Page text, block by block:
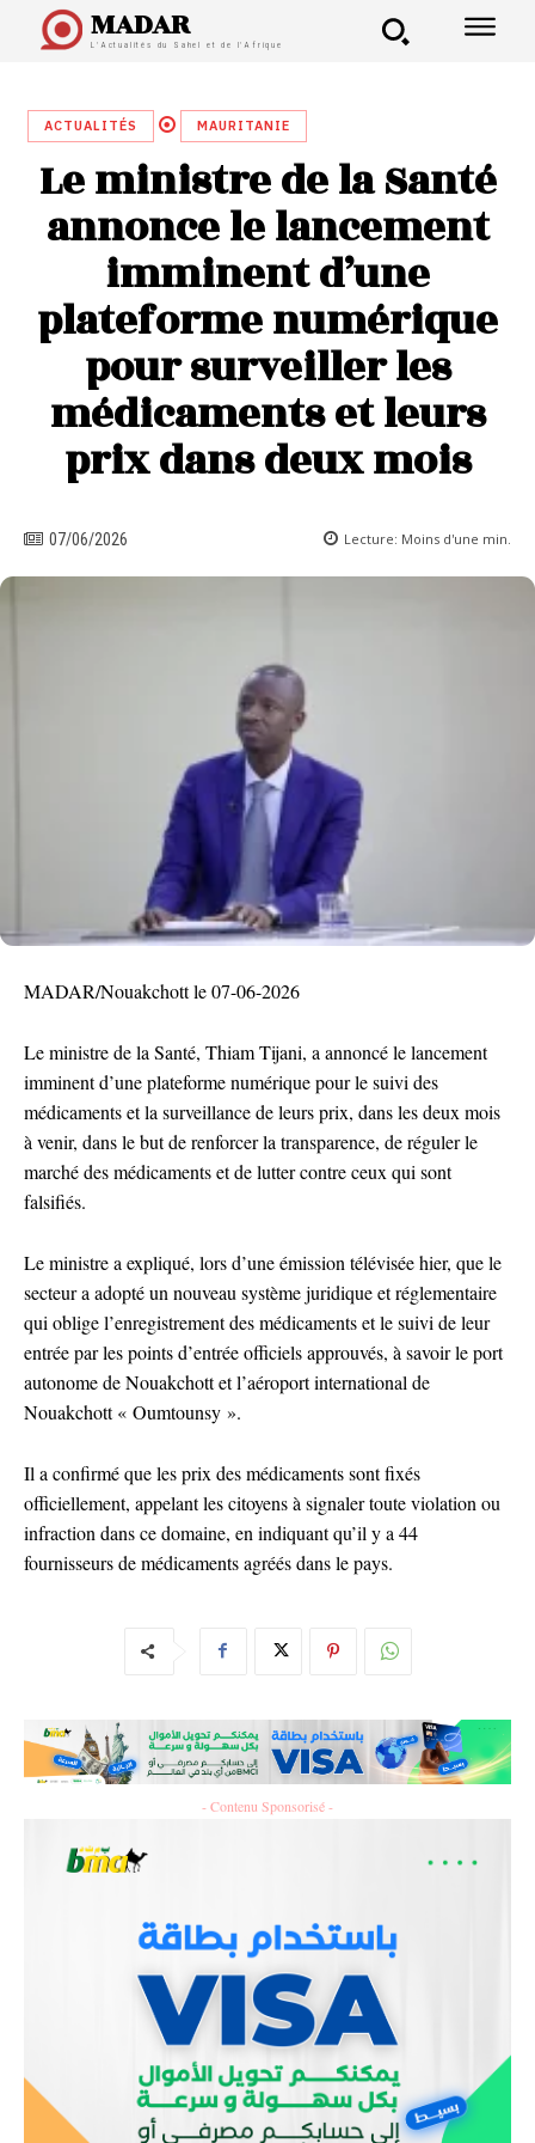
MADAR
L'Actualités du Sahel et de l'Afrique
ACTUALITÉS MAURITANIE
Le ministre de la Santé
annonce le lancement
imminent d’une
plateforme numérique
pour surveiller les
médicaments et leurs
prix dans deux mois
07/06/2026 Lecture: Moins d'une min.
MADAR/Nouakchott le 07-06-2026
Le ministre de la Santé, Thiam Tijani, a annoncé le lancement
imminent d’une plateforme numérique pour le suivi des
médicaments et la surveillance de leurs prix, dans les deux mois
à venir, dans le but de renforcer la transparence, de réguler le
marché des médicaments et de lutter contre ceux qui sont
falsifiés.
Le ministre a expliqué, lors d’une émission télévisée hier, que le
secteur a adopté un nouveau système juridique et réglementaire
qui oblige l’enregistrement des médicaments et le suivi de leur
entrée par les points d’entrée officiels approuvés, à savoir le port
autonome de Nouakchott et l’aéroport international de
Nouakchott « Oumtounsy ».
Il a confirmé que les prix des médicaments sont fixés
officiellement, appelant les citoyens à signaler toute violation ou
infraction dans ce domaine, en indiquant qu’il y a 44
fournisseurs de médicaments agréés dans le pays.
- Contenu Sponsorisé -